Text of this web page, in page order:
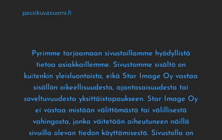
passikuvasuomi.fi
Pyrimme tarjoamaan sivustoillamme hyödyllistä
tietoa asiakkaillemme. Sivustomme sisältö on
kuitenkin yleisluontoista, eikä Star Image Oy vastaa
sisällön oikeellisuudesta, ajantasaisuudesta tai
soveltuvuudesta yksittäistapaukseen. Star Image Oy
ei vastaa mistään välittömästä tai välillisestä
vahingosta, jonka väitetään aiheutuneen näillä
sivuilla olevan tiedon käyttämisestä. Sivustolla on